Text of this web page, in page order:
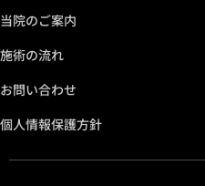
当院のご案内
施術の流れ
お問い合わせ
個人情報保護方針